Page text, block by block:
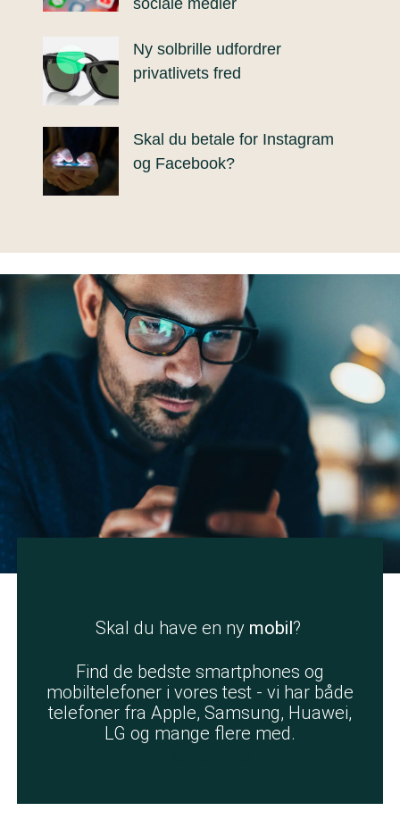
Ny solbrille udfordrer
privatlivets fred
Skal du betale for Instagram
og Facebook?
Skal du have en ny mobil?
Find de bedste smartphones og
mobiltelefoner i vores test - vi har både
telefoner fra Apple, Samsung, Huawei,
LG og mange flere med.